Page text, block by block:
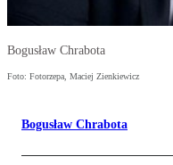
Bogusław Chrabota
Foto: Fotorzepa, Maciej Zienkiewicz
Bogusław Chrabota